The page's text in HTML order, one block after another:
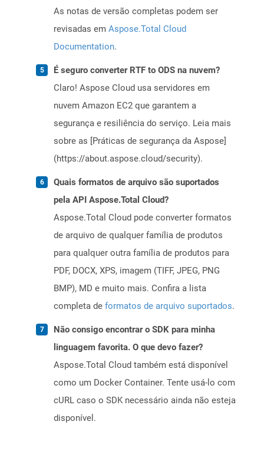
As notas de versão completas podem ser
revisadas em Aspose.Total Cloud
Documentation.
É seguro converter RTF to ODS na nuvem?
Claro! Aspose Cloud usa servidores em
nuvem Amazon EC2 que garantem a
segurança e resiliência do serviço. Leia mais
sobre as [Práticas de segurança da Aspose]
(https://about.aspose.cloud/security).
Quais formatos de arquivo são suportados
pela API Aspose.Total Cloud?
Aspose.Total Cloud pode converter formatos
de arquivo de qualquer família de produtos
para qualquer outra família de produtos para
PDF, DOCX, XPS, imagem (TIFF, JPEG, PNG
BMP), MD e muito mais. Confira a lista
completa de formatos de arquivo suportados.
Não consigo encontrar o SDK para minha
linguagem favorita. O que devo fazer?
Aspose.Total Cloud também está disponível
como um Docker Container. Tente usá-lo com
cURL caso o SDK necessário ainda não esteja
disponível.